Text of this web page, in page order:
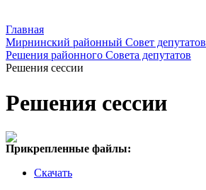
Главная
Мирнинский районный Совет депутатов
Решения районного Совета депутатов
Решения сессии
Решения сессии
Прикрепленные файлы:
Скачать